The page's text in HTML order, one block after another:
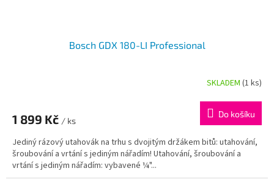
Bosch GDX 180-LI Professional
SKLADEM (1 ks)
1 899 Kč / ks
Do košíku
Jediný rázový utahovák na trhu s dvojitým držákem bitů: utahování,
šroubování a vrtání s jediným nářadím! Utahování, šroubování a
vrtání s jediným nářadím: vybavené ¼"...